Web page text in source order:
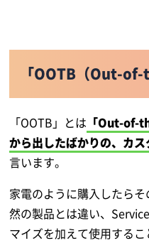
「OOTB（Out-
「OOTB」とは 「Out-of-
から出したばかりの、カ
言います。
家電のように購入したら
然の製品とは違い、
マイズを加えて使用する